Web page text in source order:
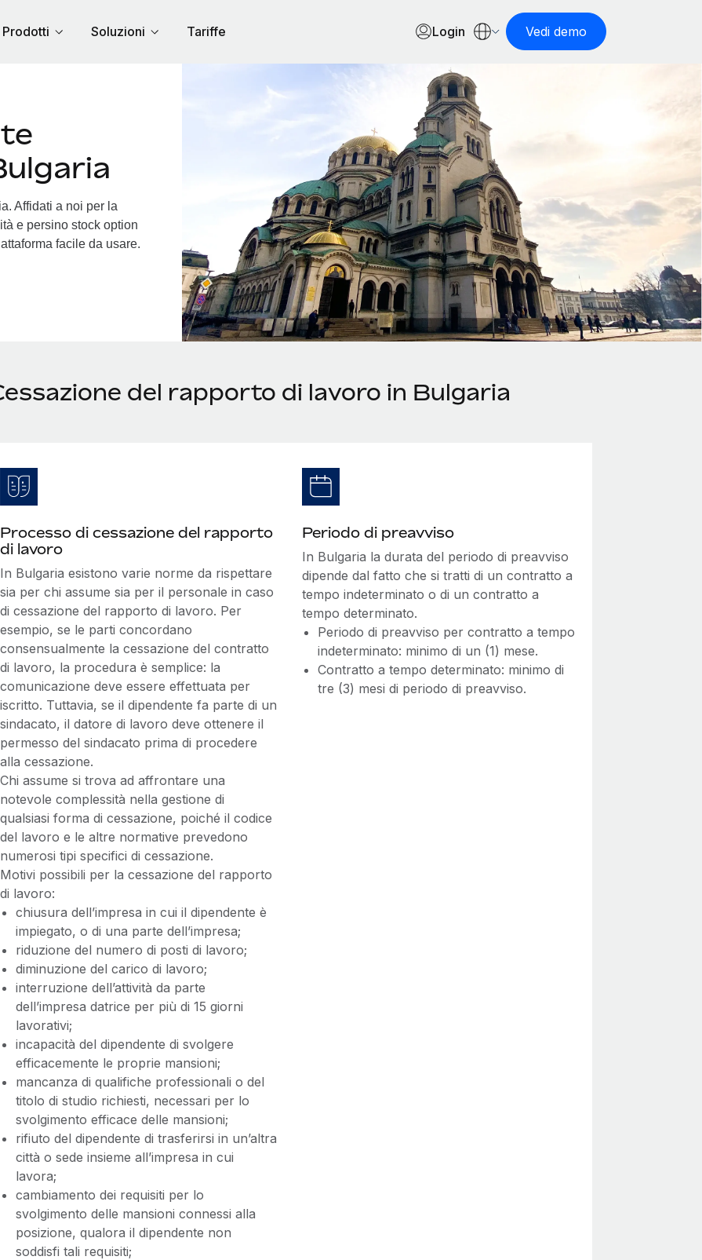
Prodotti Soluzioni Tariffe Login Vedi demo
Affidati a noi per la
e persino stock option
facile da usare.
del rapporto di lavoro in Bulgaria
Processo di cessazione del rapporto
di lavoro
In Bulgaria esistono varie norme da rispettare
sia per chi assume sia per il personale in caso
di cessazione del rapporto di lavoro. Per
esempio, se le parti concordano
consensualmente la cessazione del contratto
di lavoro, la procedura è semplice: la
comunicazione deve essere effettuata per
iscritto. Tuttavia, se il dipendente fa parte di un
sindacato, il datore di lavoro deve ottenere il
permesso del sindacato prima di procedere
alla cessazione.
Chi assume si trova ad affrontare una
notevole complessità nella gestione di
qualsiasi forma di cessazione, poiché il codice
del lavoro e le altre normative prevedono
numerosi tipi specifici di cessazione.
Motivi possibili per la cessazione del rapporto
di lavoro:
chiusura dell’impresa in cui il dipendente è
impiegato, o di una parte dell’impresa;
riduzione del numero di posti di lavoro;
diminuzione del carico di lavoro;
interruzione dell’attività da parte
dell’impresa datrice per più di 15 giorni
lavorativi;
incapacità del dipendente di svolgere
efficacemente le proprie mansioni;
mancanza di qualifiche professionali o del
titolo di studio richiesti, necessari per lo
svolgimento efficace delle mansioni;
rifiuto del dipendente di trasferirsi in un’altra
città o sede insieme all’impresa in cui
lavora;
cambiamento dei requisiti per lo
svolgimento delle mansioni connessi alla
posizione, qualora il dipendente non
soddisfi tali requisiti;
Periodo di preavviso
In Bulgaria la durata del periodo di preavviso
dipende dal fatto che si tratti di un contratto a
tempo indeterminato o di un contratto a
tempo determinato.
Periodo di preavviso per contratto a tempo
indeterminato: minimo di un (1) mese.
Contratto a tempo determinato: minimo di
tre (3) mesi di periodo di preavviso.